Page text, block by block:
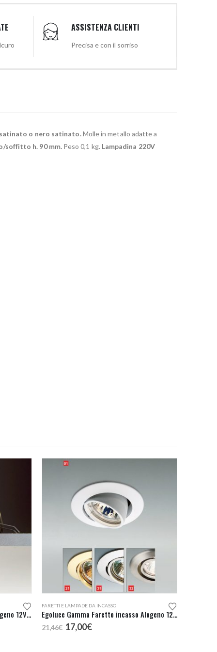
ASSISTENZA CLIENTI
Precisa e con il sorriso
o nero satinato.Molle in metallo adatte a
soffitto h. 90 mm.Peso 0,1 kg. Lampadina 220V
Egoluce Tappo Faretto Incasso Alogeno 12V cod. 6330
FARETTI E LAMPADE DA INCASSO
Egoluce Gamma Faretto incasso Alogeno 12V cod. 6240
21,46€ Il
prezzo
17,00€Il